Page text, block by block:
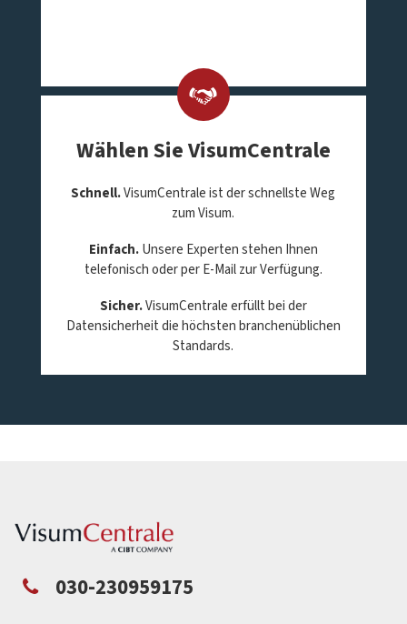
Wählen Sie VisumCentrale
Schnell.VisumCentrale ist der schnellste Weg
zum Visum.
Einfach.Unsere Experten stehen Ihnen
telefonisch oder per E-Mail zur Verfügung.
Sicher.VisumCentrale erfüllt bei der
Datensicherheit die höchsten branchenüblichen
Standards.
030-230959175